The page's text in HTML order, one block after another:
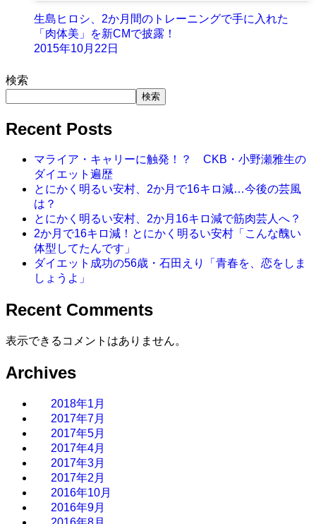
生島ヒロシ、2か月間のトレーニングで手に入れた
「肉体美」を新CMで披露！
2015年10月22日
検索
検索
Recent Posts
マライア・キャリーに触発！？ CKB・小野瀬雅生の
ダイエット遍歴
とにかく明るい安村、2か月で16キロ減…今後の芸風
は？
とにかく明るい安村、2か月16キロ減で筋肉芸人へ？
2か月で16キロ減！とにかく明るい安村「こんな醜い
体型してたんです」
ダイエット成功の56歳・石田えり「青春を、恋をしま
しょうよ」
Recent Comments
表示できるコメントはありません。
Archives
2018年1月
2017年7月
2017年5月
2017年4月
2017年3月
2017年2月
2016年10月
2016年9月